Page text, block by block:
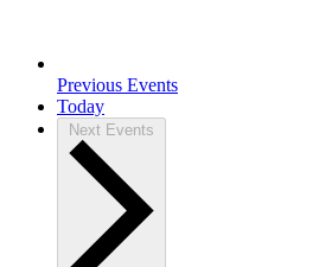
Previous Events
Today
Next Events